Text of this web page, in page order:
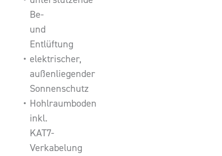
Be-
und
Entlüftung
elektrischer,
außenliegender
Sonnenschutz
Hohlraumboden
inkl.
KAT7-
Verkabelung